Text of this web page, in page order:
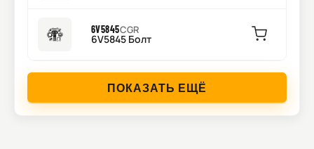
6V5845CGR
6V5845 Болт
ПОКАЗАТЬ ЕЩЁ